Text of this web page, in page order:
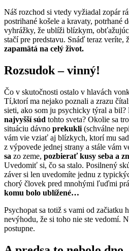
Náš rozchod si vtedy vyžiadal zopár
postrihané košele a kravaty, potrhané
vyhrážky, že ublíži blízkym,
stačí pre predstavu. Snáď teraz veríte,
zapamätá na celý život.
Rozsudok – vinný!
Čo v skutočnosti ostalo v hlavách
Tí,ktorí ma nejako poznali a zrazu
sieti, ako som ju psychicky týral a bil?
najvyšší súd tohto sveta? Okolie sa
situáciu dávno prekukli (schválne
vám vie vziať aj blízkych, ktorí mu
z výpovede jednej strany a stále vám
sa zo zeme, pozbierať kusy seba a
Uvedomiť si, čo sa stalo. Posilnený
záver si len uvedomíte jednu z
chorý človek pred mnohými ľuďmi
komu bolo ublížené…
Psychopat sa totiž s vami od začiatku
nevýhodu, že si toho nie ste vedomí.
postupne.